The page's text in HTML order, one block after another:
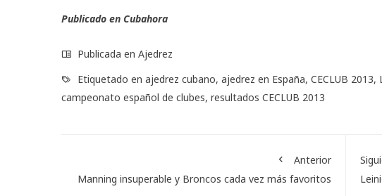
Publicado en Cubahora
Publicada en Ajedrez
Etiquetado en ajedrez cubano, ajedrez en España, CECLUB 2013,
campeonato español de clubes, resultados CECLUB 2013
Anterior
Manning insuperable y Broncos cada vez más favoritos